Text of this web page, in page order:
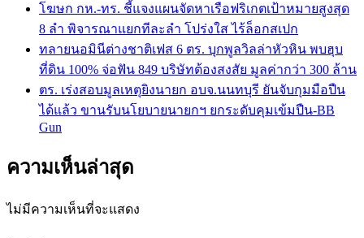
โฆษก กห.-ทร. ชี้แจงแผนจัดหาเรือฟริเกตเป้าหมายสูงสุด
8 ลำ พิจารณาแยกทีละลำ โปร่งใส ไร้ล็อกสเปก
ทลายนอมินีต่างชาติเฟส 6 ตร. บุกพูลวิลล่าหัวหิน พบฮุบ
ที่ดิน 100% จ่อฟัน 849 บริษัทต้องสงสัย มูลค่ากว่า 300 ล้าน
ตร. เร่งสอบมูลเหตุยิงนายก อบจ.นนทบุรี ยันจับกุมมือปืน
ได้แล้ว ขานรับนโยบายนายกฯ ยกระดับคุมเข้มปืน-BB
Gun
ความเห็นล่าสุด
ไม่มีความเห็นที่จะแสดง